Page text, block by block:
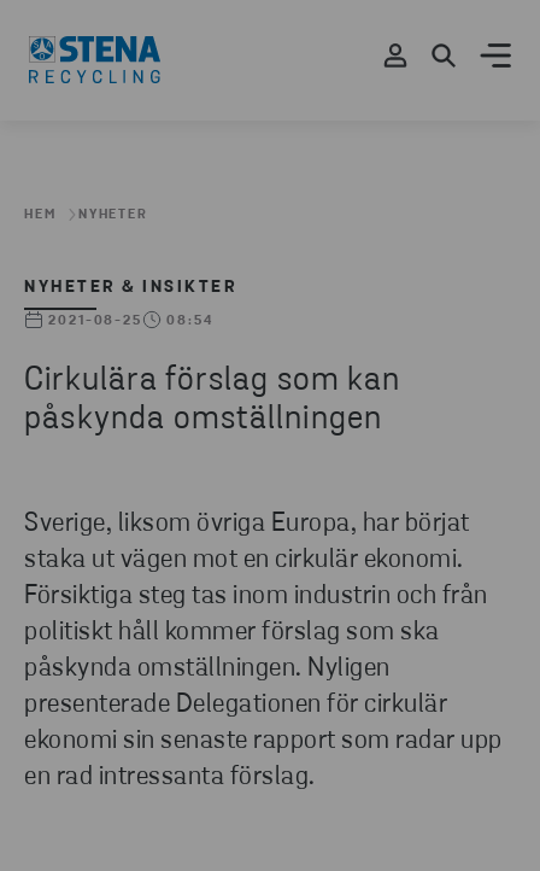
HEM NYHETER
NYHETER & INSIKTER
2021-08-25 08:54
Cirkulära förslag som kan
påskynda omställningen
Sverige, liksom övriga Europa, har börjat
staka ut vägen mot en cirkulär ekonomi.
Försiktiga steg tas inom industrin och från
politiskt håll kommer förslag som ska
påskynda omställningen. Nyligen
presenterade Delegationen för cirkulär
ekonomi sin senaste rapport som radar upp
en rad intressanta förslag.